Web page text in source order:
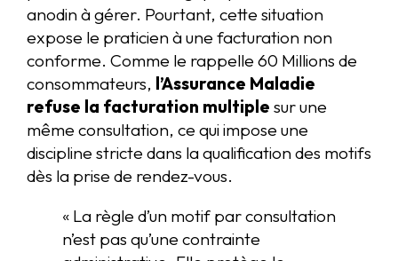
anodin à gérer. Pourtant, cette situation
expose le praticien à une facturation non
conforme. Comme le rappelle 60 Millions de
consommateurs, l’Assurance Maladie
refuse la facturation multiple sur une
même consultation, ce qui impose une
discipline stricte dans la qualification des motifs
dès la prise de rendez-vous.
« La règle d’un motif par consultation
n’est pas qu’une contrainte